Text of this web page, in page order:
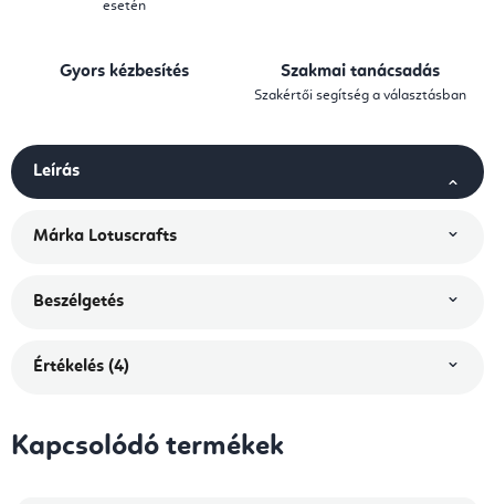
esetén
Gyors kézbesítés Szakmai tanácsadás
Szakértői segítség a választásban
Leírás
Márka Lotuscrafts
Beszélgetés
Értékelés (4)
Kapcsolódó termékek